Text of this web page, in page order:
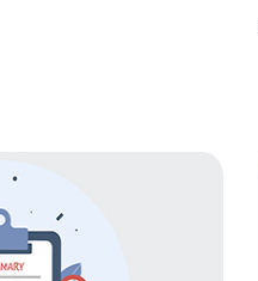
论是下载速度还是上传